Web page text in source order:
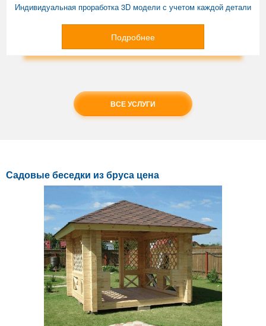
Индивидуальная проработка 3D модели с учетом каждой детали
Подробнее
ВСЕ УСЛУГИ
Садовые беседки из бруса цена